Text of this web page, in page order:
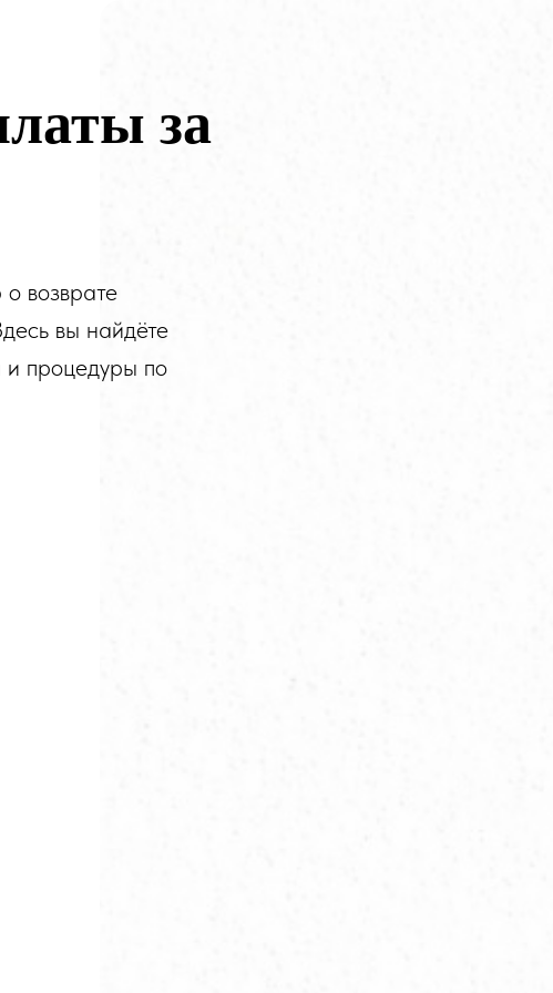
за
возврате
вы найдёте
и процедуры по